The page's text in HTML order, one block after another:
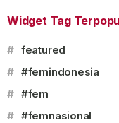
Widget Tag
# featured
# #femindonesia
# #fem
# #femnasional